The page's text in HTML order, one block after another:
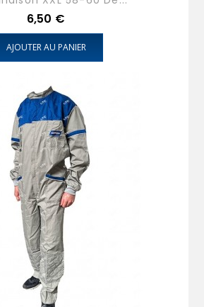
Prix
6,50 €
AJOUTER AU PANIER